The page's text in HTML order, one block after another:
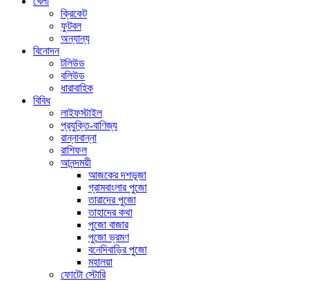
ক্রিকেট
ফুটবল
অন্যান্য
বিনোদন
টলিউড
বলিউড
ধারাবাহিক
বিবিধ
লাইফস্টাইল
প্রযুক্তি-বাণিজ্য
রান্নাবান্না
রাশিফল
আনন্দময়ী
আজকের দশভূজা
গ্রামবাংলার পুজো
তারাদের পুজো
তাহাদের কথা
পুজো বাজার
পুজো ভ্রমণ
বনেদিবাড়ির পুজো
মহালয়া
ফোটো স্টোরি